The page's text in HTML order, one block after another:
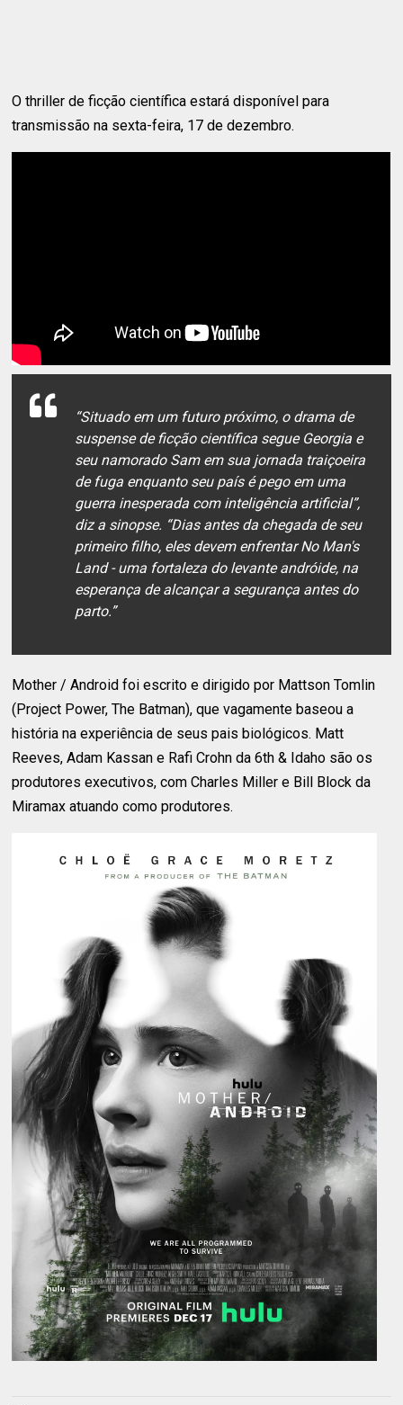
O thriller de ficção científica estará disponível para
transmissão na sexta-feira, 17 de dezembro.
“Situado em um futuro próximo, o drama de
suspense de ficção científica segue Georgia e
seu namorado Sam em sua jornada traiçoeira
de fuga enquanto seu país é pego em uma
guerra inesperada com inteligência artificial”,
diz a sinopse. “Dias antes da chegada de seu
primeiro filho, eles devem enfrentar No Man's
Land - uma fortaleza do levante andróide, na
esperança de alcançar a segurança antes do
parto.”
Mother / Android foi escrito e dirigido por Mattson Tomlin
(Project Power, The Batman), que vagamente baseou a
história na experiência de seus pais biológicos. Matt
Reeves, Adam Kassan e Rafi Crohn da 6th & Idaho são os
produtores executivos, com Charles Miller e Bill Block da
Miramax atuando como produtores.